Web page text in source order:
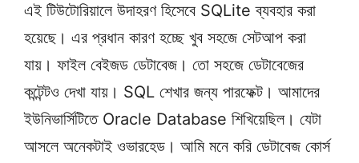
এই টিউটোরিয়ালে উদাহরণ হিসেবে SQLite ব্যবহার করা
হয়েছে। এর প্রধান কারণ হচ্ছে খুব সহজে সেটআপ করা
যায়। ফাইল বেইজড ডেটাবেজ। তো সহজে ডেটাবেজের
কন্টেন্টও দেখা যায়। SQL শেখার জন্য পারফেক্ট। আমাদের
ইউনিভার্সিটিতে Oracle Database শিখিয়েছিল। যেটা
আসলে অনেকটাই ওভারহেড। আমি মনে করি ডেটাবেজ কোর্স